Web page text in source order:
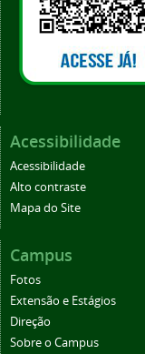
Acessibilidade
Acessibilidade
Alto contraste
Mapa do Site
Campus
Fotos
Extensão e Estágios
Direção
Sobre o Campus